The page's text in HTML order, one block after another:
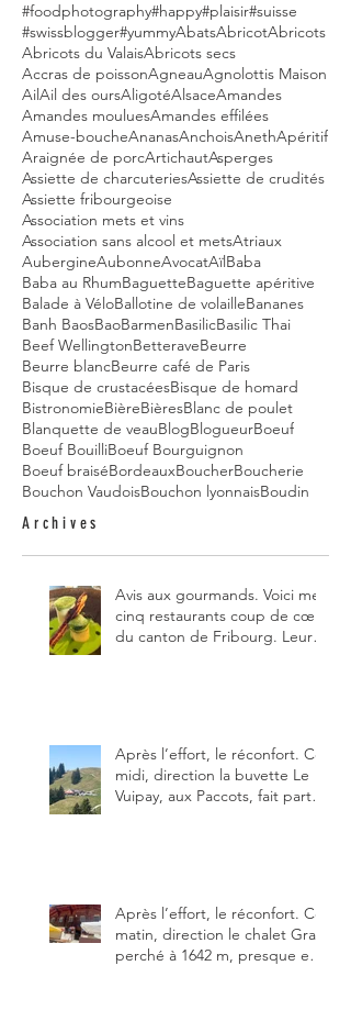
#foodphotography#happy#plaisir#suisse
#swissblogger#yummyAbatsAbricotAbricots
Abricots du ValaisAbricots secs
Accras de poissonAgneauAgnolottis Maison
AilAil des oursAligotéAlsaceAmandes
Amandes mouluesAmandes effilées
Amuse-boucheAnanasAnchoisAnethApéritif
Araignée de porcArtichautAsperges
Assiette de charcuteriesAssiette de crudités
Assiette fribourgeoise
Association mets et vins
Association sans alcool et metsAtriaux
AubergineAubonneAvocatAïlBaba
Baba au RhumBaguetteBaguette apéritive
Balade à VéloBallotine de volailleBananes
Banh BaosBaoBarmenBasilicBasilic Thai
Beef WellingtonBetteraveBeurre
Beurre blancBeurre café de Paris
Bisque de crustacéesBisque de homard
BistronomieBièreBièresBlanc de poulet
Blanquette de veauBlogBlogueurBoeuf
Boeuf BouilliBoeuf Bourguignon
Boeuf braiséBordeauxBoucherBoucherie
Bouchon VaudoisBouchon lyonnaisBoudin
Archives
Avis aux gourmands. Voici mes
cinq restaurants coup de cœur
du canton de Fribourg. Leurs
Après l’effort, le réconfort. Ce
midi, direction la buvette Le
Vuipay, aux Paccots, fait partie
Après l’effort, le réconfort. Ce
matin, direction le chalet Grat
perché à 1642 m, presque en